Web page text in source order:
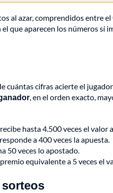
al azar, comprendidos entre el
que aparecen los números sí
cuántas cifras acierte el
, en el orden exacto,
hasta 4.500 veces el valor
a 400 veces la apuesta.
50 veces lo apostado.
equivalente a 5 veces el